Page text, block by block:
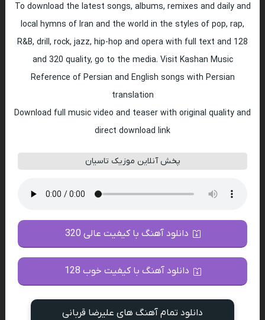
To download the latest songs, albums, remixes and daily and
local hymns of Iran and the world in the styles of pop, rap,
R&B, drill, rock, jazz, hip-hop and opera with full text and 128
and 320 quality, go to the media. Visit Kashan Music
Reference of Persian and English songs with Persian
translation
Download full music video and teaser with original quality and
direct download link
پخش آنلاین موزیک تاسیان
دانلود آهنگ با کیفیت عالی 320
دانلود آهنگ با کیفیت خوب 128
دانلود تمام آهنگ های علیرضا قربانی